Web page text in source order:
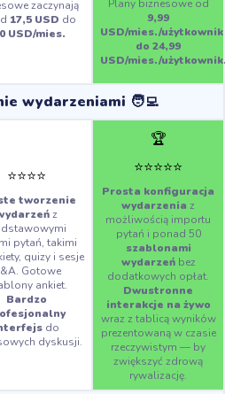
zaczynają
17,5 USD do
USD/mies.
Plany biznesowe od
9,99
USD/mies./użytkownik
do 24,99
USD/mies./
wydarzeniami 🧑‍💻
⭐️⭐️⭐️⭐️
tworzenie
z
pytań, takimi
quizy i sesje
Gotowe
ankiet.
Bardzo
do
dyskusji.
🏆
⭐️⭐️⭐️⭐️⭐️
Prosta konfiguracja
wydarzenia z
możliwością importu
pytań i ponad 50
szablonami
wydarzeńbez
dodatkowych opłat.
Dwustronne
interakcje na żywo
wraz z tablicą wyników
prezentowaną w czasie
rzeczywistym — by
zwiększyć zdrową
rywalizację.